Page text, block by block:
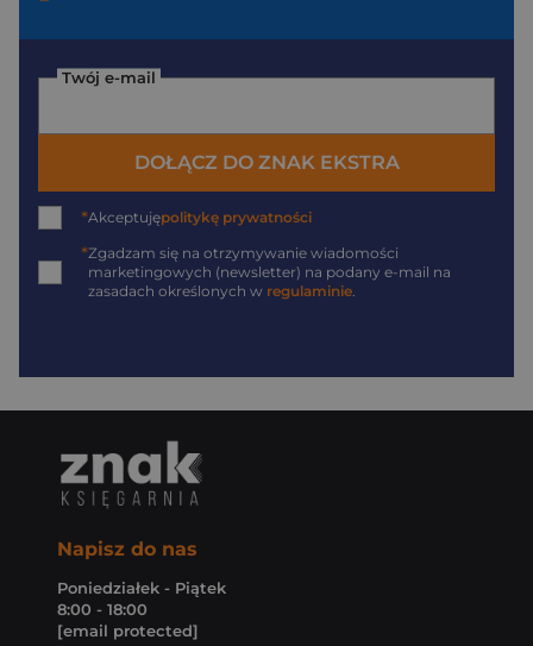
Twój e-mail
DOŁĄCZ DO ZNAK EKSTRA
*Akceptujępolitykę prywatności
*Zgadzam się na otrzymywanie wiadomości
marketingowych (newsletter) na podany e-mail na
zasadach określonych w regulaminie
Napisz do nas
Poniedziałek - Piątek
8:00 - 18:00
[email protected]